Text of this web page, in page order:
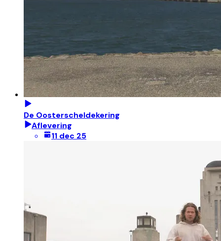
De Oosterscheldekering
Aflevering
11 dec 25